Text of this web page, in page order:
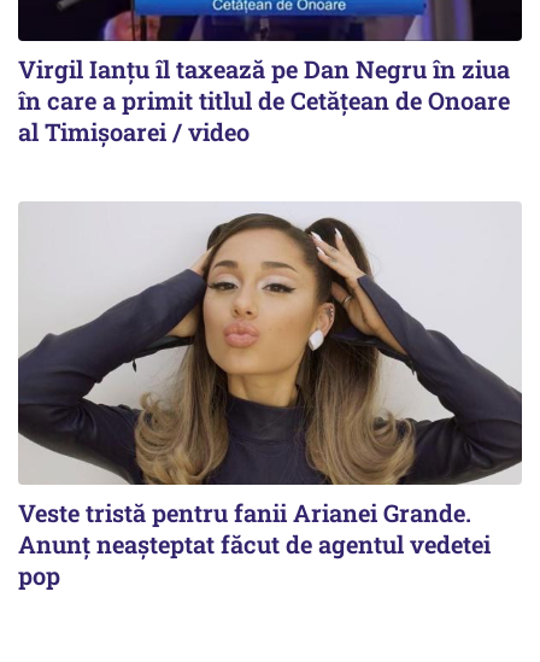
Virgil Ianțu îl taxează pe Dan Negru în ziua
în care a primit titlul de Cetățean de Onoare
al Timișoarei / video
Veste tristă pentru fanii Arianei Grande.
Anunț neașteptat făcut de agentul vedetei
pop